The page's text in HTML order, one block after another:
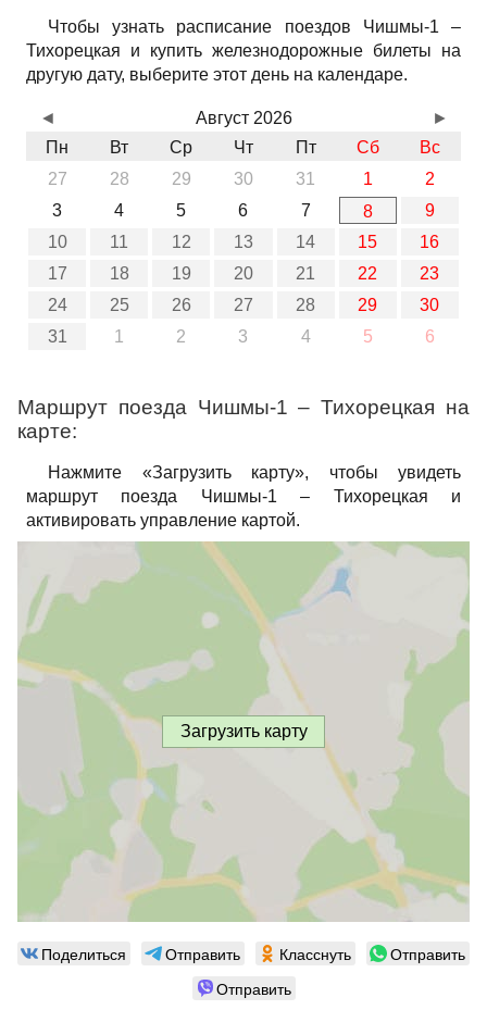
Чтобы узнать расписание поездов Чишмы-1 –
Тихорецкая и купить железнодорожные билеты на
другую дату, выберите этот день на календаре.
Август 2026
Пн
Вт Ср Чт Пт Сб
Вс
27
28 29 30 31 1
2
3
4 5 6 7 8
9
10
11 12 13 14 15
16
17
18 19 20 21 22
23
24
25 26 27 28 29
30
31
1 2 3 4 5 6
◄ ►
Маршрут поезда Чишмы-1 – Тихорецкая на
карте:
Нажмите «Загрузить карту», чтобы увидеть
маршрут поезда Чишмы-1 – Тихорецкая и
активировать управление картой.
Загрузить карту
Поделиться Отправить Класснуть
Отправить
Отправить